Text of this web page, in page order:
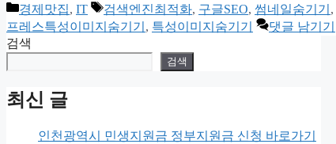
카
테
고
리
경제맛집, IT
태
그
검색엔진최적화, 구글SEO, 썸네일숨기기 ,
프레스특성이미지숨기기 , 특성이미지숨기기
댓글 남기기
검색
검색
최신 글
인천광역시 민생지원금 정부지원금 신청 바로가기